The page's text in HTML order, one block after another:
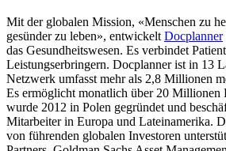
Mit der globalen Mission, «Menschen zu
gesünder zu leben», entwickelt Docplanner
das Gesundheitswesen. Es verbindet
Leistungserbringern. Docplanner ist in 13
Netzwerk umfasst mehr als 2,8 Millionen
Es ermöglicht monatlich über 20 Millionen
wurde 2012 in Polen gegründet und
Mitarbeiter in Europa und Lateinamerika.
von führenden globalen Investoren